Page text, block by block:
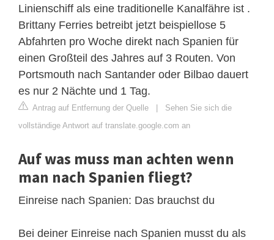
Linienschiff als eine traditionelle Kanalfähre ist .
Brittany Ferries betreibt jetzt beispiellose 5
Abfahrten pro Woche direkt nach Spanien für
einen Großteil des Jahres auf 3 Routen. Von
Portsmouth nach Santander oder Bilbao dauert
es nur 2 Nächte und 1 Tag.
Antrag auf Entfernung der Quelle | Sehen Sie sich die
vollständige Antwort auf translate.google.com an
Auf was muss man achten wenn
man nach Spanien fliegt?
Einreise nach Spanien: Das brauchst du
Bei deiner Einreise nach Spanien musst du als